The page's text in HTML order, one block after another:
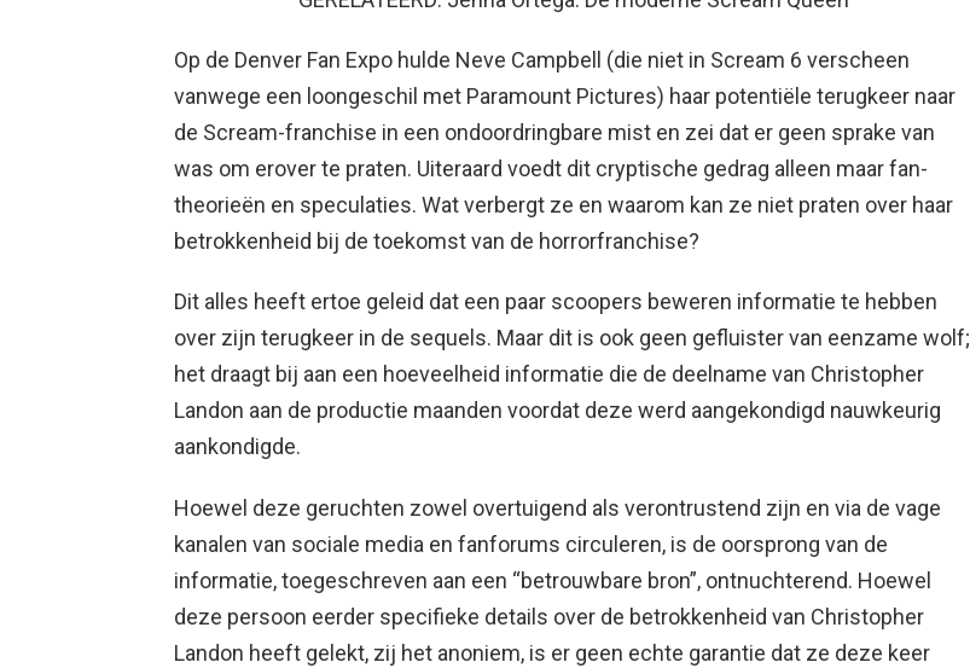
Op de Denver Fan Expo hulde Neve Campbell (die niet in Scream 6 verscheen
vanwege een loongeschil met Paramount Pictures) haar potentiële terugkeer naar
de Scream-franchise in een ondoordringbare mist en zei dat er geen sprake van
was om erover te praten. Uiteraard voedt dit cryptische gedrag alleen maar fan-
theorieën en speculaties. Wat verbergt ze en waarom kan ze niet praten over haar
betrokkenheid bij de toekomst van de horrorfranchise?
Dit alles heeft ertoe geleid dat een paar scoopers beweren informatie te hebben
over zijn terugkeer in de sequels. Maar dit is ook geen gefluister van eenzame wolf;
het draagt ​​bij aan een hoeveelheid informatie die de deelname van Christopher
Landon aan de productie maanden voordat deze werd aangekondigd nauwkeurig
aankondigde.
Hoewel deze geruchten zowel overtuigend als verontrustend zijn en via de vage
kanalen van sociale media en fanforums circuleren, is de oorsprong van de
informatie, toegeschreven aan een “betrouwbare bron”, ontnuchterend. Hoewel
deze persoon eerder specifieke details over de betrokkenheid van Christopher
Landon heeft gelekt, zij het anoniem, is er geen echte garantie dat ze deze keer